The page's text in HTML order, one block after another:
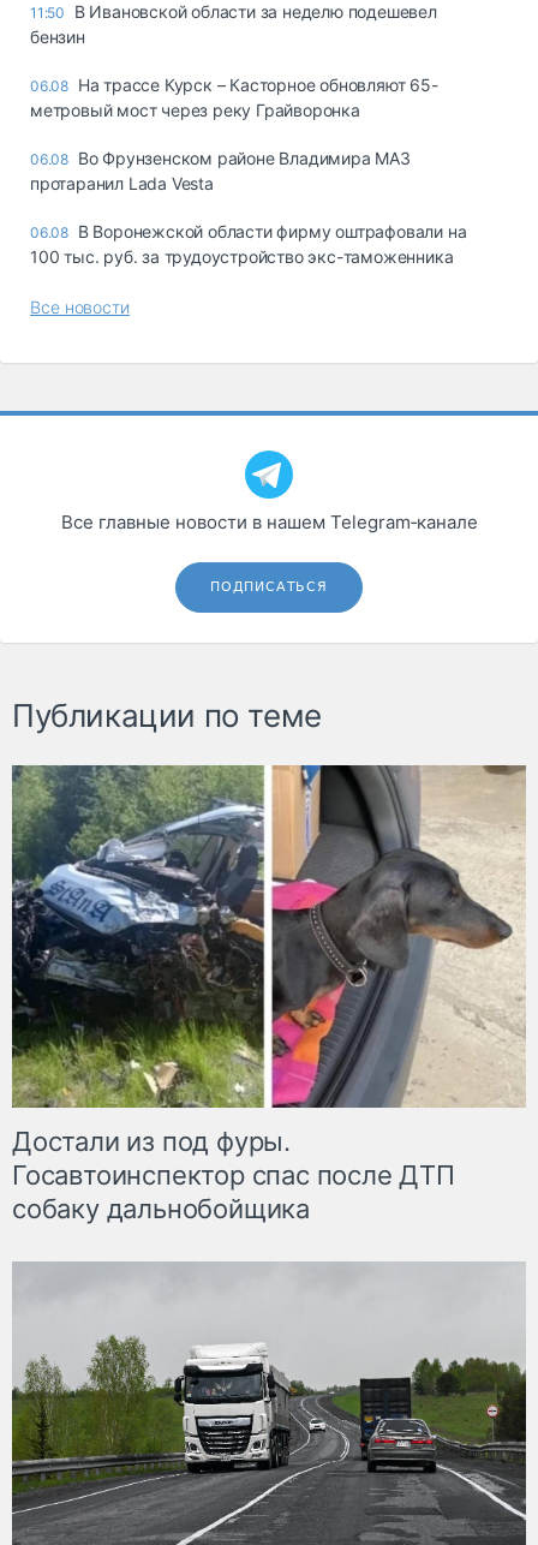
11:50
В Ивановской области за неделю подешевел
бензин
06.08 На трассе Курск – Касторное обновляют 65-
метровый мост через реку Грайворонка
06.08 Во Фрунзенском районе Владимира МАЗ
протаранил Lada Vesta
06.08 В Воронежской области фирму оштрафовали на
100 тыс. руб. за трудоустройство экс-таможенника
Все новости
Все главные новости в нашем Telegram‑канале
ПОДПИСАТЬСЯ
Публикации по теме
Достали из под фуры.
Госавтоинспектор спас после ДТП
собаку дальнобойщика